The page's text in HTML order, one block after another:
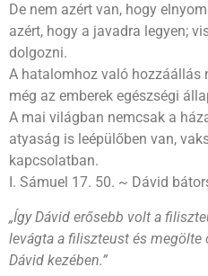
De nem azért van, hogy
azért, hogy a javadra legyen;
dolgozni.
A hatalomhoz való hozzáállás
még az emberek egészségi
A mai világban nemcsak a
atyaság is leépülőben van,
kapcsolatban.
I. Sámuel 17. 50. ~ Dávid
„Így Dávid erősebb volt a
levágta a filiszteust és megölte
Dávid kezében.”